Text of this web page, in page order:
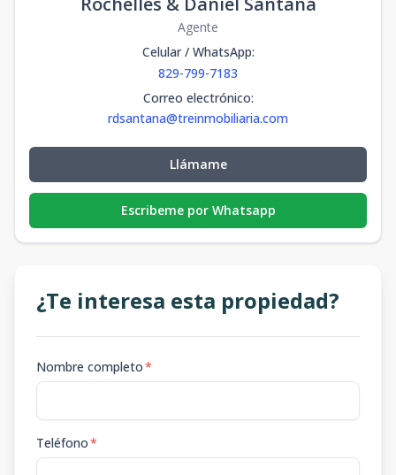
Agente
Celular / WhatsApp:
829-799-7183
Correo electrónico:
rdsantana@treinmobiliaria.com
Llámame
Escribeme por Whatsapp
¿Te interesa esta propiedad?
Nombre completo*
Teléfono*